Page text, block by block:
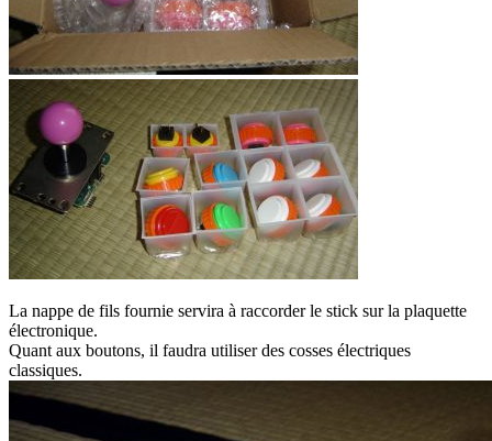
La nappe de fils fournie servira à raccorder le stick sur la plaquette
électronique.
Quant aux boutons, il faudra utiliser des cosses électriques
classiques.